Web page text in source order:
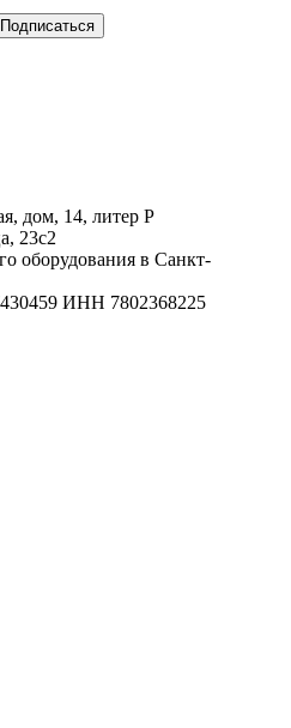
дом, 14, литер Р
23с2
оборудования в Санкт-
ИНН 7802368225